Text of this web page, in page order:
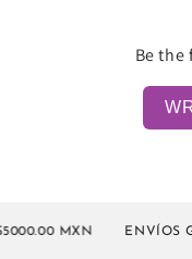
Be the
MXN ENVÍOS